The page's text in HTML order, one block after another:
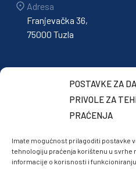
POSTAVKE ZA
PRIVOLE ZA
PRAĆENJA
Imate mogućnost prilagoditi postavke
tehnologiju praćenja korištenu u svrhe
informacije o korisnosti i
Adresa
Franjevačka 36,
75000 Tuzla